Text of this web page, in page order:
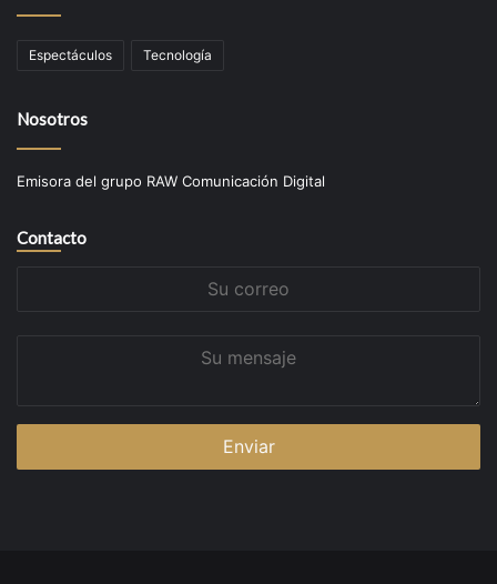
Espectáculos Tecnología
Nosotros
Emisora del grupo RAW Comunicación Digital
Contacto